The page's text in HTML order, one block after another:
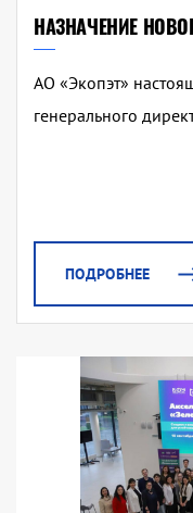
НАЗНАЧЕНИЕ
АО «Экопэт»
генерального
ПОДРОБНЕЕ